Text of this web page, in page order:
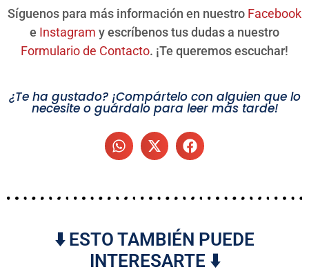
Síguenos para más información en nuestro Facebook
e Instagram y escríbenos tus dudas a nuestro
Formulario de Contacto. ¡Te queremos escuchar!
¿Te ha gustado? ¡Compártelo con alguien que lo
necesite o guárdalo para leer más tarde!
⬇️ ESTO TAMBIÉN PUEDE
INTERESARTE ⬇️